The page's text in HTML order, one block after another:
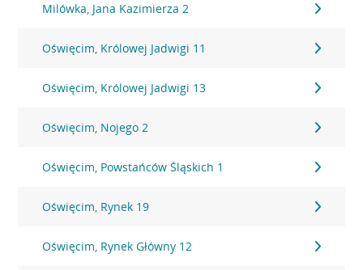
Milówka, Jana Kazimierza 2
Oświęcim, Królowej Jadwigi 11
Oświęcim, Królowej Jadwigi 13
Oświęcim, Nojego 2
Oświęcim, Powstańców Śląskich 1
Oświęcim, Rynek 19
Oświęcim, Rynek Główny 12